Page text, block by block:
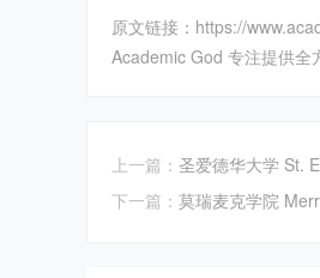
原文链接：https://
Academic God 专注提供全
上一篇： 圣爱德华大学 St.
下一篇： 莫瑞麦克学院